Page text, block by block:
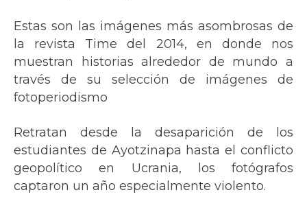
Estas son las imágenes más asombrosas de
la revista Time del 2014, en donde nos
muestran historias alrededor de mundo a
través de su selección de imágenes de
fotoperiodismo
Retratan desde la desaparición de los
estudiantes de Ayotzinapa hasta el conflicto
geopolítico en Ucrania, los fotógrafos
captaron un año especialmente violento.